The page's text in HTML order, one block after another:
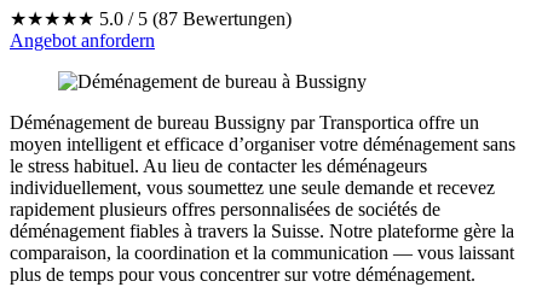
★★★★★ 5.0 / 5 (87 Bewertungen)
Angebot anfordern
Déménagement de bureau Bussigny par Transportica offre un
moyen intelligent et efficace d’organiser votre déménagement sans
le stress habituel. Au lieu de contacter les déménageurs
individuellement, vous soumettez une seule demande et recevez
rapidement plusieurs offres personnalisées de sociétés de
déménagement fiables à travers la Suisse. Notre plateforme gère la
comparaison, la coordination et la communication — vous laissant
plus de temps pour vous concentrer sur votre déménagement.